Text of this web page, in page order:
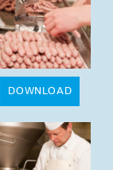
DOWNLOAD